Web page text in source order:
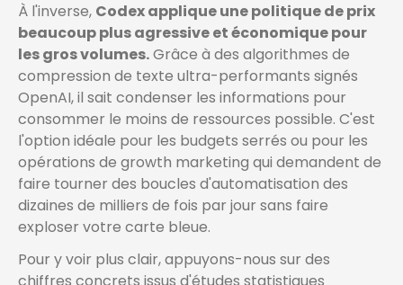
À l'inverse, Codex applique une politique de prix
beaucoup plus agressive et économique pour
les gros volumes.Grâce à des algorithmes de
compression de texte ultra-performants signés
OpenAI, il sait condenser les informations pour
consommer le moins de ressources possible. C'est
l'option idéale pour les budgets serrés ou pour les
opérations de growth marketing qui demandent de
faire tourner des boucles d'automatisation des
dizaines de milliers de fois par jour sans faire
exploser votre carte bleue.
Pour y voir plus clair, appuyons-nous sur des